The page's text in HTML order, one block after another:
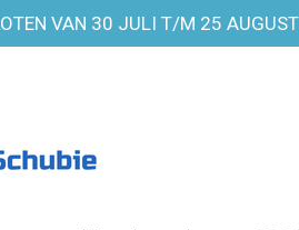
VAN 30 JULI T/M 25